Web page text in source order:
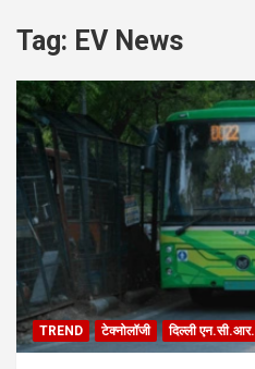
Tag: EV News
TREND टेक्नोलॉजी दिल्ली एन.सी.आर.